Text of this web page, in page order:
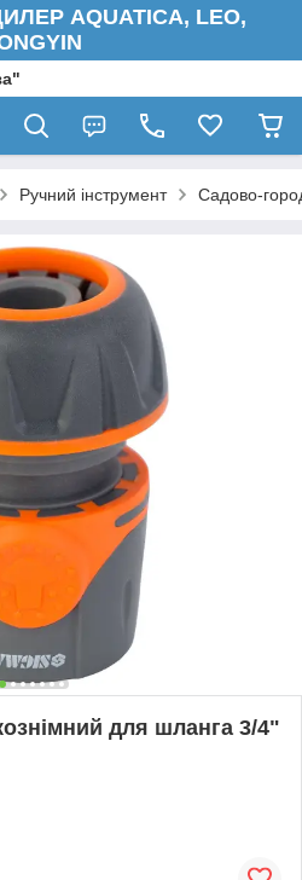
AQUATICA, LEO,
Ручний інструмент Садово-
для шланга 3/4"